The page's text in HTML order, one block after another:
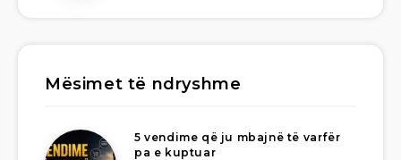
Mësimet të ndryshme
5 vendime që ju mbajnë të varfër
pa e kuptuar